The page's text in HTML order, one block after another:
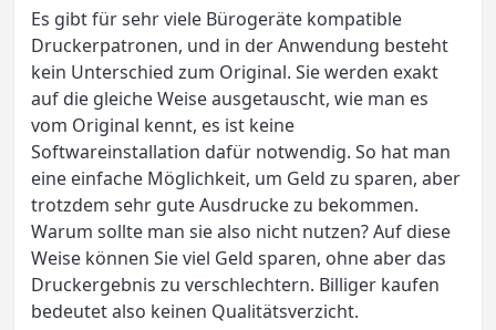
Es gibt für sehr viele Bürogeräte kompatible
Druckerpatronen, und in der Anwendung besteht
kein Unterschied zum Original. Sie werden exakt
auf die gleiche Weise ausgetauscht, wie man es
vom Original kennt, es ist keine
Softwareinstallation dafür notwendig. So hat man
eine einfache Möglichkeit, um Geld zu sparen, aber
trotzdem sehr gute Ausdrucke zu bekommen.
Warum sollte man sie also nicht nutzen? Auf diese
Weise können Sie viel Geld sparen, ohne aber das
Druckergebnis zu verschlechtern. Billiger kaufen
bedeutet also keinen Qualitätsverzicht.